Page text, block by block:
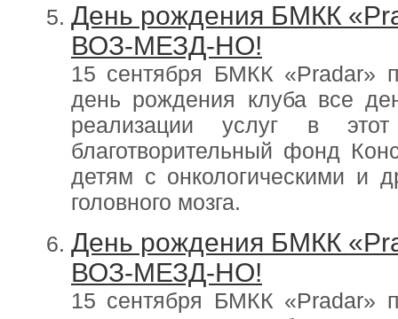
День рождения БМКК
ВОЗ-МЕЗД-НО!
15 сентября БМКК «Pradar»
день рождения клуба все
реализации услуг в
благотворительный фонд
детям с онкологическими и
головного мозга.
День рождения БМКК
ВОЗ-МЕЗД-НО!
15 сентября БМКК «Pradar»